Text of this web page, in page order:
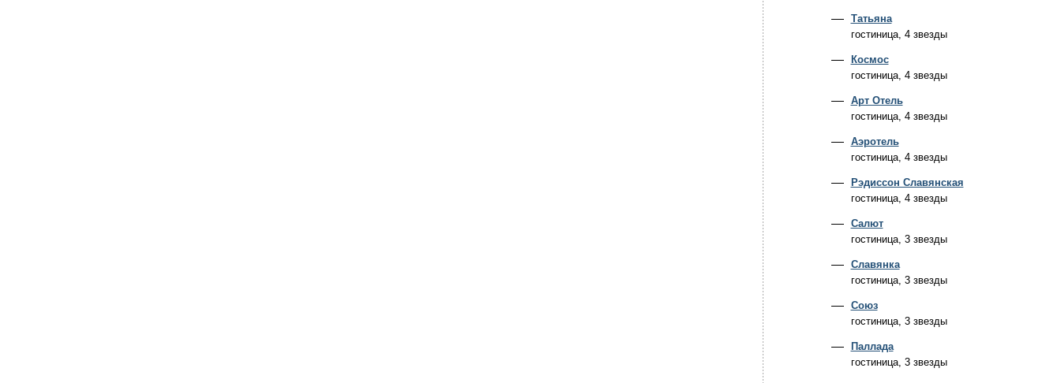
Татьяна
гостиница, 4 звезды
Космос
гостиница, 4 звезды
Арт Отель
гостиница, 4 звезды
Аэротель
гостиница, 4 звезды
Рэдиссон Славянская
гостиница, 4 звезды
Салют
гостиница, 3 звезды
Славянка
гостиница, 3 звезды
Союз
гостиница, 3 звезды
Паллада
гостиница, 3 звезды